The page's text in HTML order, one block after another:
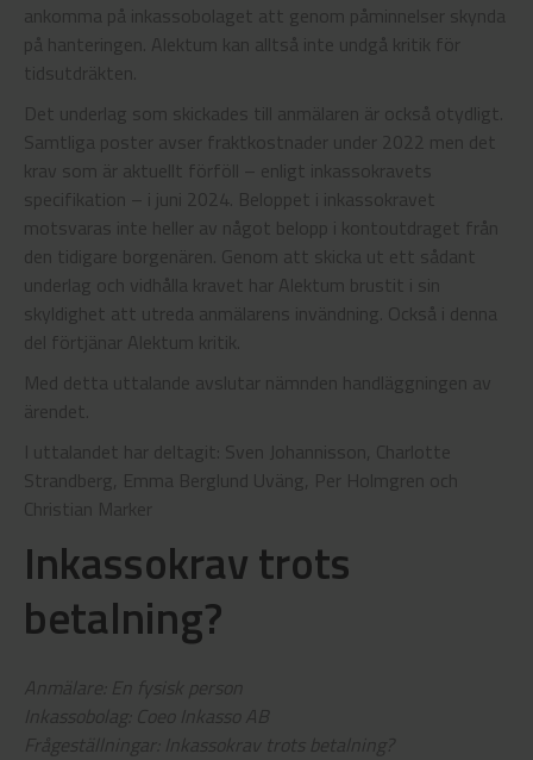
ankomma på inkassobolaget att genom påminnelser skynda
på hanteringen. Alektum kan alltså inte undgå kritik för
tidsutdräkten.
Det underlag som skickades till anmälaren är också otydligt.
Samtliga poster avser fraktkostnader under 2022 men det
krav som är aktuellt förföll – enligt inkassokravets
specifikation – i juni 2024. Beloppet i inkassokravet
motsvaras inte heller av något belopp i kontoutdraget från
den tidigare borgenären. Genom att skicka ut ett sådant
underlag och vidhålla kravet har Alektum brustit i sin
skyldighet att utreda anmälarens invändning. Också i denna
del förtjänar Alektum kritik.
Med detta uttalande avslutar nämnden handläggningen av
ärendet.
I uttalandet har deltagit: Sven Johannisson, Charlotte
Strandberg, Emma Berglund Uväng, Per Holmgren och
Christian Marker
Inkassokrav trots
betalning?
Anmälare: En fysisk person
Inkassobolag: Coeo Inkasso AB
Frågeställningar: Inkassokrav trots betalning?